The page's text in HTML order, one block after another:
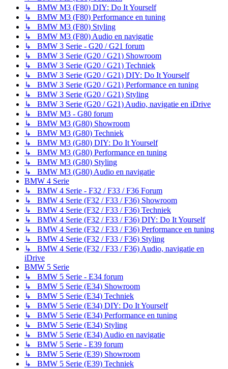
↳ BMW M3 (F80) DIY: Do It Yourself
↳ BMW M3 (F80) Performance en tuning
↳ BMW M3 (F80) Styling
↳ BMW M3 (F80) Audio en navigatie
↳ BMW 3 Serie - G20 / G21 forum
↳ BMW 3 Serie (G20 / G21) Showroom
↳ BMW 3 Serie (G20 / G21) Techniek
↳ BMW 3 Serie (G20 / G21) DIY: Do It Yourself
↳ BMW 3 Serie (G20 / G21) Performance en tuning
↳ BMW 3 Serie (G20 / G21) Styling
↳ BMW 3 Serie (G20 / G21) Audio, navigatie en iDrive
↳ BMW M3 - G80 forum
↳ BMW M3 (G80) Showroom
↳ BMW M3 (G80) Techniek
↳ BMW M3 (G80) DIY: Do It Yourself
↳ BMW M3 (G80) Performance en tuning
↳ BMW M3 (G80) Styling
↳ BMW M3 (G80) Audio en navigatie
BMW 4 Serie
↳ BMW 4 Serie - F32 / F33 / F36 Forum
↳ BMW 4 Serie (F32 / F33 / F36) Showroom
↳ BMW 4 Serie (F32 / F33 / F36) Techniek
↳ BMW 4 Serie (F32 / F33 / F36) DIY: Do It Yourself
↳ BMW 4 Serie (F32 / F33 / F36) Performance en tuning
↳ BMW 4 Serie (F32 / F33 / F36) Styling
↳ BMW 4 Serie (F32 / F33 / F36) Audio, navigatie en
iDrive
BMW 5 Serie
↳ BMW 5 Serie - E34 forum
↳ BMW 5 Serie (E34) Showroom
↳ BMW 5 Serie (E34) Techniek
↳ BMW 5 Serie (E34) DIY: Do It Yourself
↳ BMW 5 Serie (E34) Performance en tuning
↳ BMW 5 Serie (E34) Styling
↳ BMW 5 Serie (E34) Audio en navigatie
↳ BMW 5 Serie - E39 forum
↳ BMW 5 Serie (E39) Showroom
↳ BMW 5 Serie (E39) Techniek